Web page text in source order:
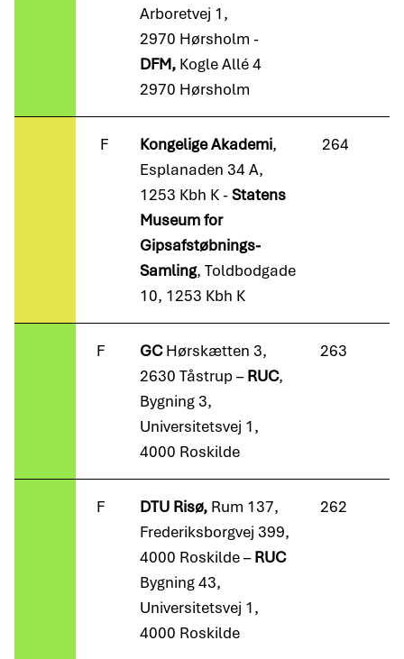
Arboretvej 1,
2970 Hørsholm -
DFM, Kogle Allé 4
2970 Hørsholm
F Kongelige Akademi,
Esplanaden 34 A,
1253 Kbh K -Statens
Museum for
Gipsafstøbnings-
Samling, Toldbodgade
10, 1253 Kbh K
264
F GCHørskætten 3,
2630 Tåstrup –RUC,
Bygning 3,
Universitetsvej 1,
4000 Roskilde
263
F DTU Risø, Rum 137,
Frederiksborgvej 399,
4000 Roskilde –RUC
Bygning 43,
Universitetsvej 1,
4000 Roskilde
262